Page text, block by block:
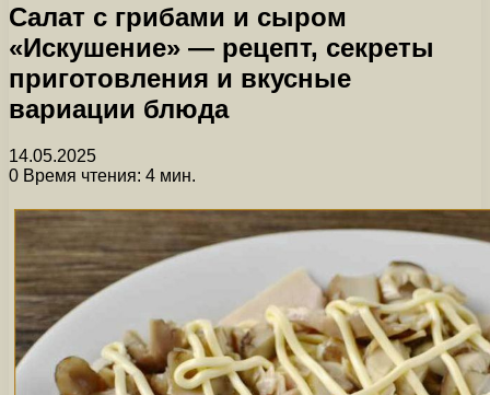
Салат с грибами и сыром
«Искушение» — рецепт, секреты
приготовления и вкусные
вариации блюда
14.05.2025
0 Время чтения: 4 мин.